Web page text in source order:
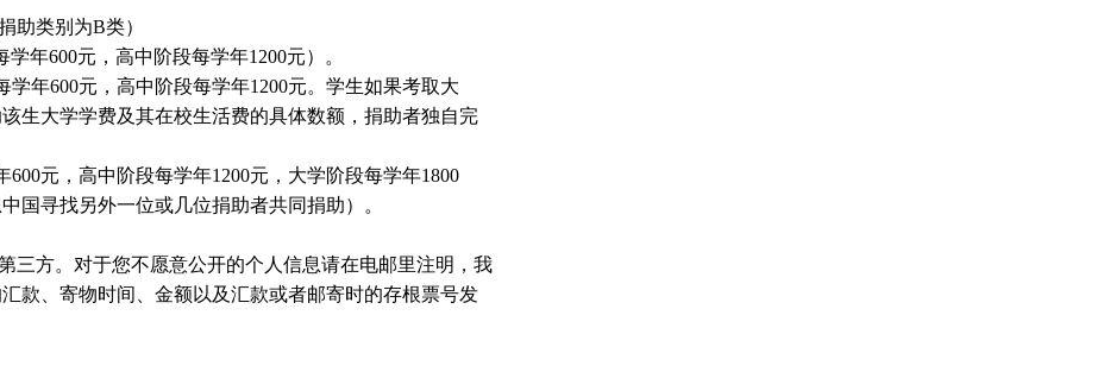
助类别为B类）
年600元，高中阶段每学年1200元）。
年600元，高中阶段每学年1200元。 学生如果考取大
生大学学费及其在校生活费的具体数额，捐助者独自完
元，高中阶段每学年1200元，大学阶段每学年1800
国寻找另外一位或几位捐助者共同捐助）。
三方。对于您不愿意公开的个人信息请在电邮里注明，我
款、寄物时间、金额以及汇款或者邮寄时的存根票号发